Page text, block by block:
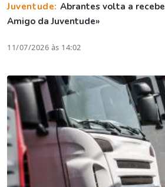
Juventude: Abrantes volta a
Amigo da Juventude»
11/07/2026 às 14:02